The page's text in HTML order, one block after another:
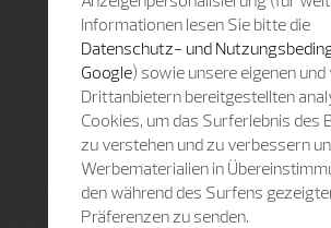
Informationen lesen Sie bitte die
Datenschutz- und
Google) sowie unsere eigenen und
Drittanbietern bereitgestellten
Cookies, um das Surferlebnis des
zu verstehen und zu verbessern
Werbematerialien in
den während des Surfens
Präferenzen zu senden.